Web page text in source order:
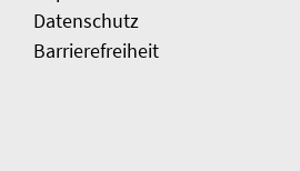
Datenschutz
Barrierefreiheit